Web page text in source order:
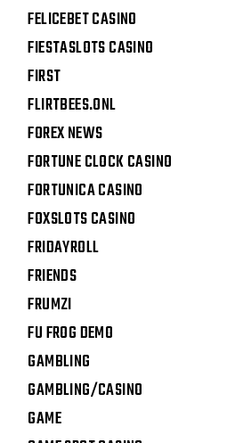
FELICEBET CASINO
FIESTASLOTS CASINO
FIRST
FLIRTBEES.ONL
FOREX NEWS
FORTUNE CLOCK CASINO
FORTUNICA CASINO
FOXSLOTS CASINO
FRIDAYROLL
FRIENDS
FRUMZI
FU FROG DEMO
GAMBLING
GAMBLING/CASINO
GAME